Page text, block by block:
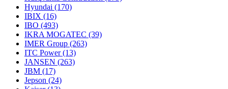
Hyundai (170)
IBIX (16)
IBO (493)
IKRA MOGATEC (39)
IMER Group (263)
ITC Power(13)
JANSEN (263)
JBM (17)
Jepson (24)